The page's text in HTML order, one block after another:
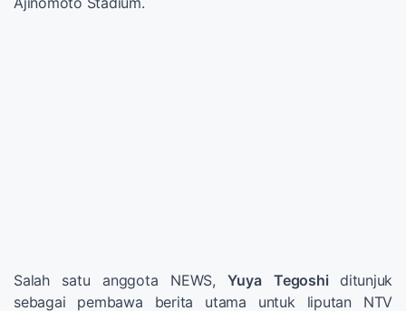
Salah satu anggota NEWS,Yuya Tegoshiditunjuk
sebagai pembawa berita utama untuk liputan NTV